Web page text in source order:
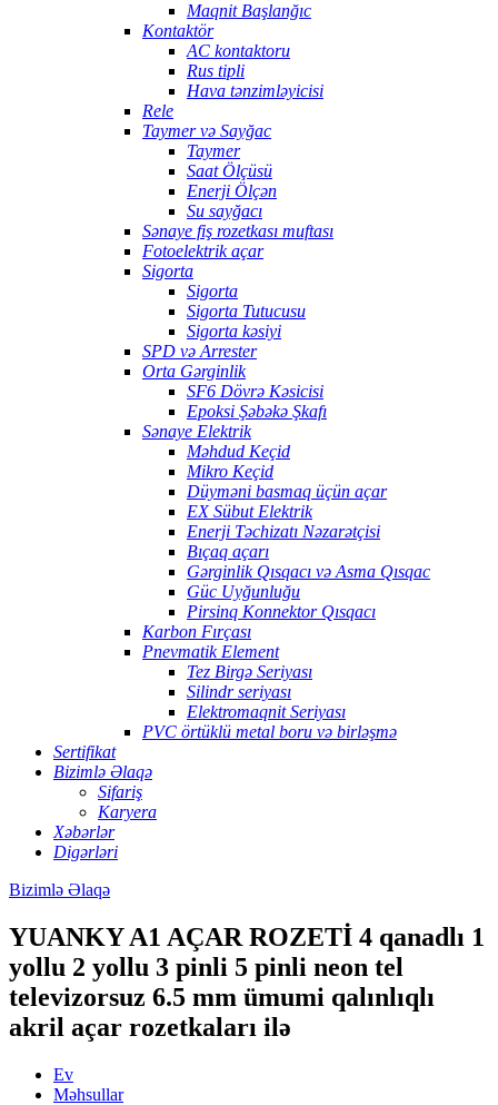
Maqnit Başlanğıc
Kontaktör
AC kontaktoru
Rus tipli
Hava tənzimləyicisi
Rele
Taymer və Sayğac
Taymer
Saat Ölçüsü
Enerji Ölçən
Su sayğacı
Sənaye fiş rozetkası muftası
Fotoelektrik açar
Sigorta
Sigorta
Sigorta Tutucusu
Sigorta kəsiyi
SPD və Arrester
Orta Gərginlik
SF6 Dövrə Kəsicisi
Epoksi Şəbəkə Şkafı
Sənaye Elektrik
Məhdud Keçid
Mikro Keçid
Düyməni basmaq üçün açar
EX Sübut Elektrik
Enerji Təchizatı Nəzarətçisi
Bıçaq açarı
Gərginlik Qısqacı və Asma Qısqac
Güc Uyğunluğu
Pirsinq Konnektor Qısqacı
Karbon Fırçası
Pnevmatik Element
Tez Birgə Seriyası
Silindr seriyası
Elektromaqnit Seriyası
PVC örtüklü metal boru və birləşmə
Sertifikat
Bizimlə Əlaqə
Sifariş
Karyera
Xəbərlər
Digərləri
Bizimlə Əlaqə
YUANKY A1 AÇAR ROZETİ 4 qanadlı 1
yollu 2 yollu 3 pinli 5 pinli neon tel
televizorsuz 6.5 mm ümumi qalınlıqlı
akril açar rozetkaları ilə
Ev
Məhsullar